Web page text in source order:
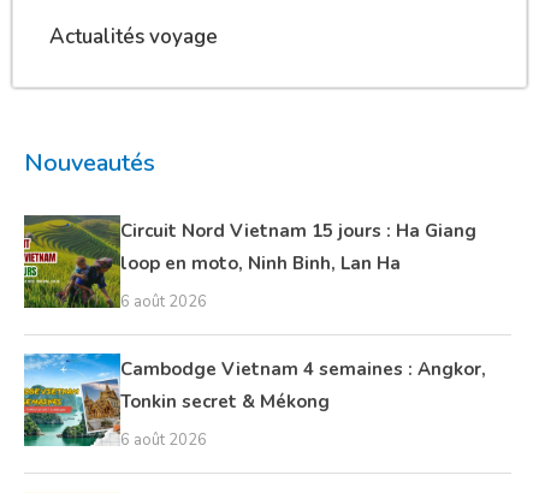
Actualités voyage
Nouveautés
Circuit Nord Vietnam 15 jours : Ha Giang
loop en moto, Ninh Binh, Lan Ha
6 août 2026
Cambodge Vietnam 4 semaines : Angkor,
Tonkin secret & Mékong
6 août 2026